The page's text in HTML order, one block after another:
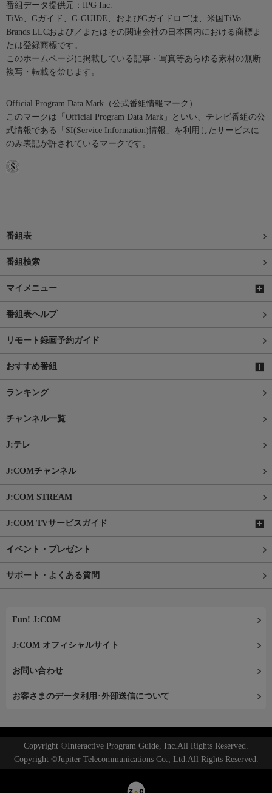
番組データ提供元：IPG Inc.
TiVo、Gガイド、G-GUIDE、およびGガイドロゴは、米国TiVo
Brands LLCおよび／またはその関連会社の日本国内における商標ま
たは登録商標です。
このホームページに掲載している記事・写真等あらゆる素材の無断
複写・転載を禁じます。
Official Program Data Mark（公式番組情報マーク）
このマークは「Official Program Data Mark」といい、テレビ番組の公
式情報である「SI(Service Information)情報」を利用したサービスに
のみ表記が許されているマークです。
番組表
番組検索
マイメニュー
番組表ヘルプ
リモート録画予約ガイド
おすすめ番組
ランキング
チャンネル一覧
J:テレ
J:COMチャンネル
J:COM STREAM
J:COM TVサービスガイド
イベント・プレゼント
サポート・よくある質問
Fun! J:COM
J:COM オフィシャルサイト
お問い合わせ
お客さまのデータ利用･外部送信について
Copyright ©Interactive Program Guide, Inc.All Rights Reserved.
Copyright ©Jupiter Telecommunications Co., Ltd.All Rights Reserved.